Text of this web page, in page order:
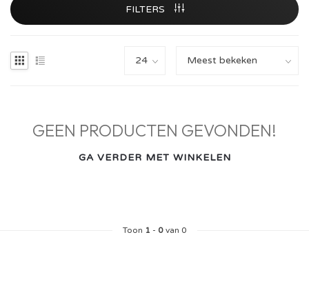
FILTERS
GEEN PRODUCTEN GEVONDEN!
GA VERDER MET WINKELEN
Toon 1 - 0van 0